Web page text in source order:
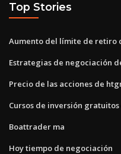
Top Stories
Aumento del límite de retiro
Estrategias de negociación
Precio de las acciones de
Cursos de inversión
Boattrader ma
Hoy tiempo de negociación